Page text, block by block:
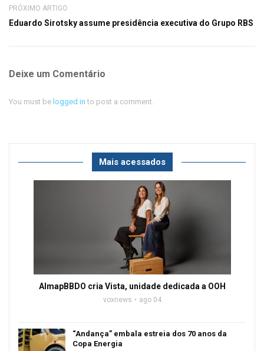
PRÓXIMO ARTIGO
Eduardo Sirotsky assume presidência executiva do Grupo RBS
Deixe um Comentário
You must be logged in to post a comment.
Mais acessados
AlmapBBDO cria Vista, unidade dedicada a OOH
voxnews ago 04
“Andança” embala estreia dos 70 anos da
Copa Energia